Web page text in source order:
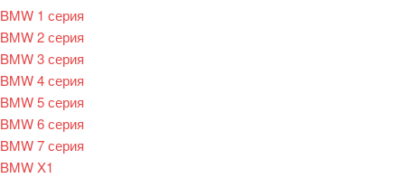
BMW 1 серия
BMW 2 серия
BMW 3 серия
BMW 4 серия
BMW 5 серия
BMW 6 серия
BMW 7 серия
BMW X1